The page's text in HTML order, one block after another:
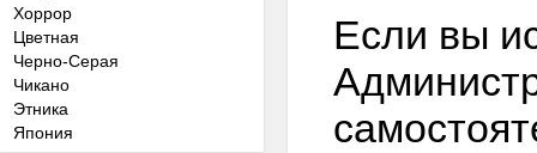
Если вы
Хоррор
Цветная
Черно-Серая
Чикано
Этника
Япония